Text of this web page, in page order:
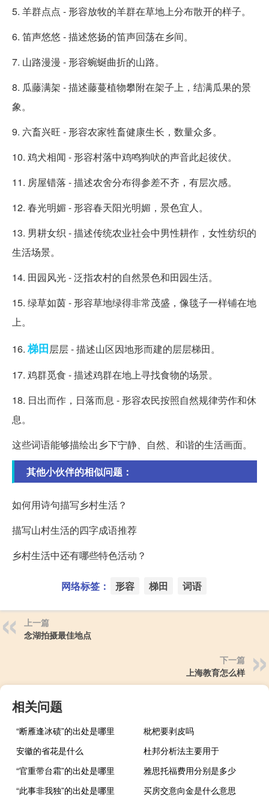
5. 羊群点点 - 形容放牧的羊群在草地上分布散开的样子。
6. 笛声悠悠 - 描述悠扬的笛声回荡在乡间。
7. 山路漫漫 - 形容蜿蜒曲折的山路。
8. 瓜藤满架 - 描述藤蔓植物攀附在架子上，结满瓜果的景
象。
9. 六畜兴旺 - 形容农家牲畜健康生长，数量众多。
10. 鸡犬相闻 - 形容村落中鸡鸣狗吠的声音此起彼伏。
11. 房屋错落 - 描述农舍分布得参差不齐，有层次感。
12. 春光明媚 - 形容春天阳光明媚，景色宜人。
13. 男耕女织 - 描述传统农业社会中男性耕作，女性纺织的
生活场景。
14. 田园风光 - 泛指农村的自然景色和田园生活。
15. 绿草如茵 - 形容草地绿得非常茂盛，像毯子一样铺在地
上。
16.梯田层层 - 描述山区因地形而建的层层梯田。
17. 鸡群觅食 - 描述鸡群在地上寻找食物的场景。
18. 日出而作，日落而息 - 形容农民按照自然规律劳作和休
息。
这些词语能够描绘出乡下宁静、自然、和谐的生活画面。
其他小伙伴的相似问题：
如何用诗句描写乡村生活？
描写山村生活的四字成语推荐
乡村生活中还有哪些特色活动？
网络标签： 形容 梯田 词语
上一篇
念湖拍摄最佳地点
下一篇
上海教育怎么样
相关问题
“断雁逢冰碛”的出处是哪里
枇杷要剥皮吗
安徽的省花是什么
杜邦分析法主要用于
“官重带台霜”的出处是哪里
雅思托福费用分别是多少
“此事非我独”的出处是哪里
买房交意向金是什么意思